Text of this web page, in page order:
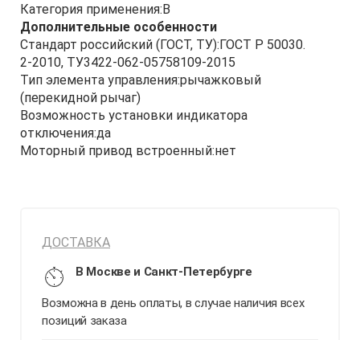
Категория применения:B
Дополнительные особенности
Стандарт российский (ГОСТ, ТУ):ГОСТ Р 50030.
2-2010, ТУ3422-062-05758109-2015
Тип элемента управления:рычажковый
(перекидной рычаг)
Возможность установки индикатора
отключения:да
Моторный привод встроенный:нет
ДОСТАВКА
В Москве и Санкт-Петербурге
Возможна в день оплаты, в случае наличия всех
позиций заказа